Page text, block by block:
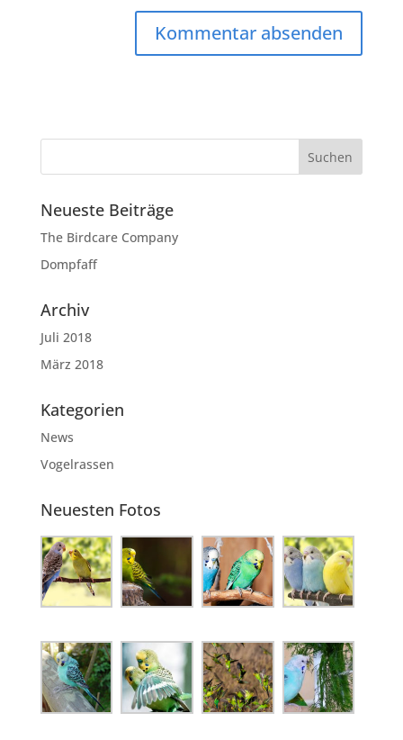
Neueste Beiträge
The Birdcare Company
Dompfaff
Archiv
Juli 2018
März 2018
Kategorien
News
Vogelrassen
Neuesten Fotos